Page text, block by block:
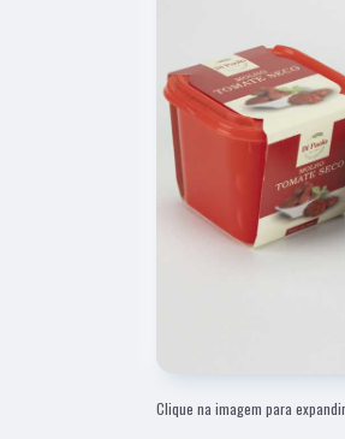
Clique na imagem para expandir